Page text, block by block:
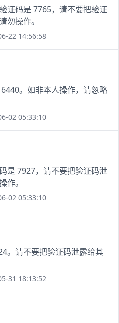
证码是 7765，请不要把验证
勿操作。
22 14:56:58
。如非本人操作，请忽略
02 05:33:10
是 7927，请不要把验证码泄
作。
02 05:33:10
。请不要把验证码泄露给其
31 18:13:52